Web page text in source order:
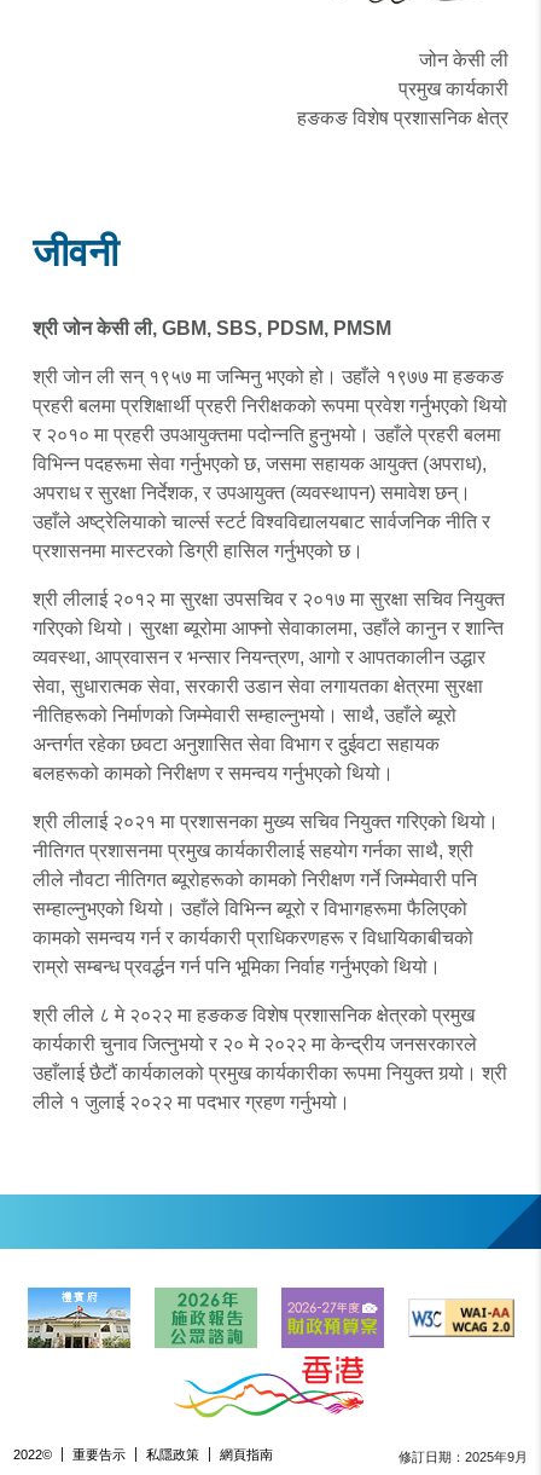
जोन केसी ली
प्रमुख कार्यकारी
हङकङ विशेष प्रशासनिक क्षेत्र
जीवनी
श्री जोन केसी ली, GBM, SBS, PDSM, PMSM
श्री जोन ली सन् १९५७ मा जन्मिनु भएको हो। उहाँले १९७७ मा हङकङ
प्रहरी बलमा प्रशिक्षार्थी प्रहरी निरीक्षकको रूपमा प्रवेश गर्नुभएको थियो
र २०१० मा प्रहरी उपआयुक्तमा पदोन्नति हुनुभयो। उहाँले प्रहरी बलमा
विभिन्न पदहरूमा सेवा गर्नुभएको छ, जसमा सहायक आयुक्त (अपराध),
अपराध र सुरक्षा निर्देशक, र उपआयुक्त (व्यवस्थापन) समावेश छन्।
उहाँले अष्ट्रेलियाको चार्ल्स स्टर्ट विश्वविद्यालयबाट सार्वजनिक नीति र
प्रशासनमा मास्टरको डिग्री हासिल गर्नुभएको छ।
श्री लीलाई २०१२ मा सुरक्षा उपसचिव र २०१७ मा सुरक्षा सचिव नियुक्त
गरिएको थियो। सुरक्षा ब्यूरोमा आफ्नो सेवाकालमा, उहाँले कानुन र शान्ति
व्यवस्था, आप्रवासन र भन्सार नियन्त्रण, आगो र आपतकालीन उद्धार
सेवा, सुधारात्मक सेवा, सरकारी उडान सेवा लगायतका क्षेत्रमा सुरक्षा
नीतिहरूको निर्माणको जिम्मेवारी सम्हाल्नुभयो। साथै, उहाँले ब्यूरो
अन्तर्गत रहेका छवटा अनुशासित सेवा विभाग र दुईवटा सहायक
बलहरूको कामको निरीक्षण र समन्वय गर्नुभएको थियो।
श्री लीलाई २०२१ मा प्रशासनका मुख्य सचिव नियुक्त गरिएको थियो।
नीतिगत प्रशासनमा प्रमुख कार्यकारीलाई सहयोग गर्नका साथै, श्री
लीले नौवटा नीतिगत ब्यूरोहरूको कामको निरीक्षण गर्ने जिम्मेवारी पनि
सम्हाल्नुभएको थियो। उहाँले विभिन्न ब्यूरो र विभागहरूमा फैलिएको
कामको समन्वय गर्न र कार्यकारी प्राधिकरणहरू र विधायिकाबीचको
राम्रो सम्बन्ध प्रवर्द्धन गर्न पनि भूमिका निर्वाह गर्नुभएको थियो।
श्री लीले ८ मे २०२२ मा हङकङ विशेष प्रशासनिक क्षेत्रको प्रमुख
कार्यकारी चुनाव जित्नुभयो र २० मे २०२२ मा केन्द्रीय जनसरकारले
उहाँलाई छैटौं कार्यकालको प्रमुख कार्यकारीका रूपमा नियुक्त गर्‍यो। श्री
लीले १ जुलाई २०२२ मा पदभार ग्रहण गर्नुभयो।
2022© 重要告示 私隱政策 網頁指南 修訂日期：2025年9月